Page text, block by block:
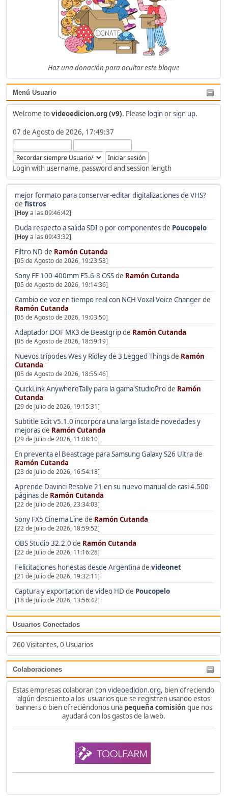
Haz una donación para ocultar este bloque
Menú Usuario
Welcome tovideoedicion.org (v9). Please loginorsign up.
07 de Agosto de 2026, 17:49:37
Login with username, password and session length
mejor formato para conservar-editar digitalizaciones de VHS?
de fistros
[Hoya las 09:46:42]
Duda respecto a salida SDI o por componentesde Poucopelo
[Hoya las 09:43:32]
Filtro ND de Ramón Cutanda
[05 de Agosto de 2026, 19:23:53]
Sony FE 100-400mm F5.6-8 OSSde Ramón Cutanda
[05 de Agosto de 2026, 19:14:36]
Cambio de voz en tiempo real con NCH Voxal Voice Changerde
Ramón Cutanda
[05 de Agosto de 2026, 19:03:50]
Adaptador DOF MK3 de Beastgripde Ramón Cutanda
[05 de Agosto de 2026, 18:59:19]
Nuevos trípodes Wes y Ridley de 3 Legged Thingsde Ramón
Cutanda
[05 de Agosto de 2026, 18:55:46]
QuickLink AnywhereTally para la gama StudioProde Ramón
Cutanda
[29 de Julio de 2026, 19:15:31]
Subtitle Edit v5.1.0 incorpora una larga lista de novedades y
mejorasde Ramón Cutanda
[29 de Julio de 2026, 11:08:10]
En preventa el Beastcage para Samsung Galaxy S26 Ultrade
Ramón Cutanda
[23 de Julio de 2026, 16:54:18]
Aprende Davinci Resolve 21 en su nuevo manual de casi 4.500
páginasde Ramón Cutanda
[22 de Julio de 2026, 23:34:03]
Sony FX5 Cinema Line de Ramón Cutanda
[22 de Julio de 2026, 18:59:52]
OBS Studio 32.2.0 de Ramón Cutanda
[22 de Julio de 2026, 11:16:28]
Felicitaciones honestas desde Argentinade videonet
[21 de Julio de 2026, 19:32:11]
Captura y exportacion de video HD de Poucopelo
[18 de Julio de 2026, 13:56:42]
Usuarios Conectados
260 Visitantes, 0 Usuarios
Colaboraciones
Estas empresas colaboran convideoedicion.org, bien ofreciendo
algún descuento a los usuarios que se registren usando estos
banners o bien ofreciéndonos una pequeña comisión que nos
ayudará con los gastos de la web.